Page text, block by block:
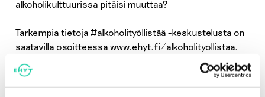
alkoholikulttuurissa pitäisi muuttaa?
Tarkempia tietoja #alkoholityöllistää -keskustelusta on
saatavilla osoitteessa www.ehyt.fi/alkoholityollistaa.
Keskustelusta tehdään koonti >>
Lisätietoja: